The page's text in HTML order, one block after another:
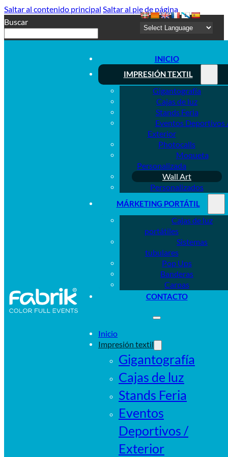
Saltar al contenido principal Saltar al pie de página
Buscar
INICIO
IMPRESIÓN TEXTIL
Gigantografía
Cajas de luz
Stands Feria
Eventos Deportivos
Exterior
Photocalls
Moqueta
Personalizada
Wall Art
Personalizados
MÁRKETING PORTÁTIL
Cajas de luz
portátiles
Sistemas
tubulares
Pop Ups
Banderas
Carpas
CONTACTO
Inicio
Impresión textil
Gigantografía
Cajas de luz
Stands Feria
Eventos
Deportivos /
Exterior